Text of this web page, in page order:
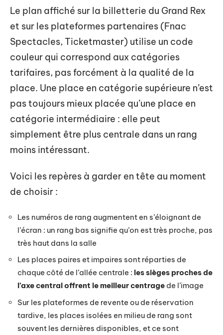
Le plan affiché sur la billetterie du Grand Rex
et sur les plateformes partenaires (Fnac
Spectacles, Ticketmaster) utilise un code
couleur qui correspond aux catégories
tarifaires, pas forcément à la qualité de la
place. Une place en catégorie supérieure n’est
pas toujours mieux placée qu’une place en
catégorie intermédiaire : elle peut
simplement être plus centrale dans un rang
moins intéressant.
Voici les repères à garder en tête au moment
de choisir :
Les numéros de rang augmentent en s’éloignant de
l’écran : un rang bas signifie qu’on est très proche, pas
très haut dans la salle
Les places paires et impaires sont réparties de
chaque côté de l’allée centrale : les sièges proches de
l’axe central offrent le meilleur centrage de l’image
Sur les plateformes de revente ou de réservation
tardive, les places isolées en milieu de rang sont
souvent les dernières disponibles, et ce sont